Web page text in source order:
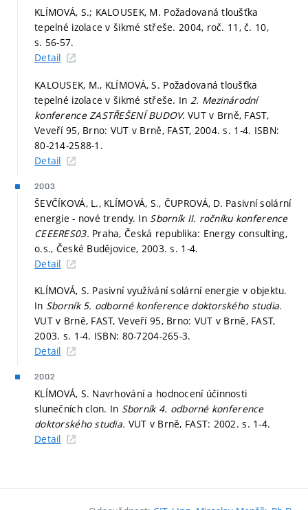
KLÍMOVÁ, S.; KALOUSEK, M. Požadovaná tloušťka
tepelné izolace v šikmé střeše. 2004, roč. 11, č. 10,
s. 56-57.
Detail
KALOUSEK, M., KLÍMOVÁ, S. Požadovaná tloušťka
tepelné izolace v šikmé střeše. In 2. Mezinárodní
konference ZASTŘEŠENÍ BUDOV.VUT v Brně, FAST,
Veveří 95, Brno: VUT v Brně, FAST, 2004.s. 1-4. ISBN:
80-214-2588-1.
Detail
2003
ŠEVČÍKOVÁ, L., KLÍMOVÁ, S., ČUPROVÁ, D. Pasivní solární
energie - nové trendy. In Sborník II. ročníku konference
CEEERES03. Praha, Česká republika: Energy consulting,
o.s., České Budějovice, 2003.s. 1-4.
Detail
KLÍMOVÁ, S. Pasivní využívání solární energie v objektu.
In Sborník 5. odborné konference doktorského studia.
VUT v Brně, FAST, Veveří 95, Brno: VUT v Brně, FAST,
2003. s. 1-4. ISBN: 80-7204-265-3.
Detail
2002
KLÍMOVÁ, S. Navrhování a hodnocení účinnosti
slunečních clon. In Sborník 4. odborné konference
doktorského studia. VUT v Brně, FAST: 2002.s. 1-4.
Detail